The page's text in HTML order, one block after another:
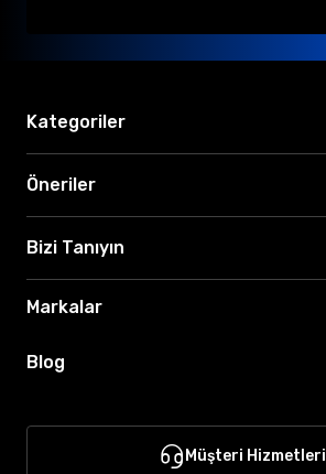
Kategoriler
Öneriler
Bizi Tanıyın
Markalar
Blog
Müşteri Hizmetleri